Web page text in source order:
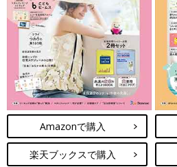
Amazonで購入
楽天ブックスで購入